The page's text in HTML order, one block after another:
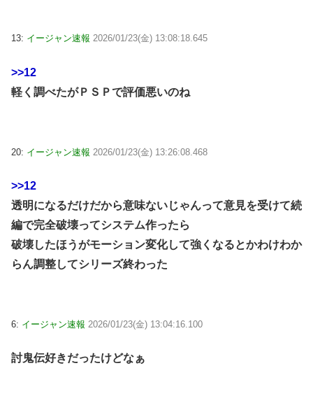
13: イージャン速報 2026/01/23(金) 13:08:18.645
>>12
軽く調べたがＰＳＰで評価悪いのね
20: イージャン速報 2026/01/23(金) 13:26:08.468
>>12
透明になるだけだから意味ないじゃんって意見を受けて続
編で完全破壊ってシステム作ったら
破壊したほうがモーション変化して強くなるとかわけわか
らん調整してシリーズ終わった
6: イージャン速報 2026/01/23(金) 13:04:16.100
討鬼伝好きだったけどなぁ